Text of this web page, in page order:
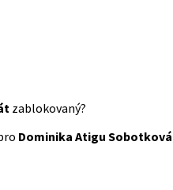
zablokovaný?
Dominika Atigu Sobotková